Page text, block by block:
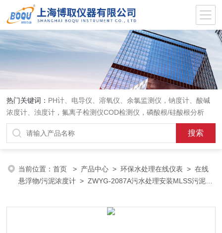
热门关键词： PH计、电导仪、溶氧仪、余氯监测仪，钠度计、酸碱
浓度计、浊度计，氟离子检测仪COD检测仪，磷酸根/硅酸根分析
仪，PH电极、溶氧电极、电导电极
当前位置：首页 > 产品中心 >环保水处理在线仪表 >在线
悬浮物/污泥浓度计 > ZWYG-2087A污水处理安装MLSS污泥浓